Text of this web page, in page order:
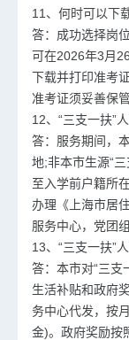
11、何时可以下
答：成功选择岗
可在2026年3月
下载并打印准考
准考证须妥善保
12、“三支一扶”
答：服务期间，
地;非本市生源“
至入学前户籍所
办理《上海市居
服务中心，党团
13、“三支一扶”
答：本市对“三支
生活补贴和政府
务中心代发，按
金)。政府奖励按